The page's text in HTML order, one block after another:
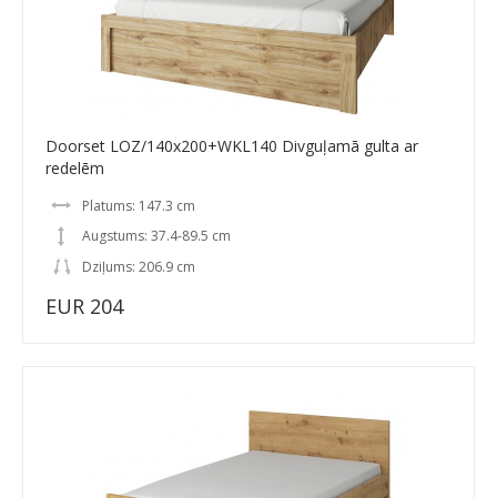
Doorset LOZ/140x200+WKL140 Divguļamā gulta ar
redelēm
Platums: 147.3 cm
Augstums: 37.4-89.5 cm
Dziļums: 206.9 cm
EUR 204